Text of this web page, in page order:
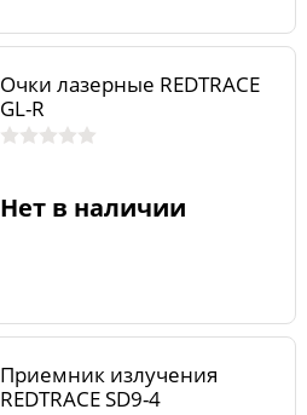
Очки лазерные REDTRACE
GL-R
Нет в наличии
Приемник излучения
REDTRACE SD9-4